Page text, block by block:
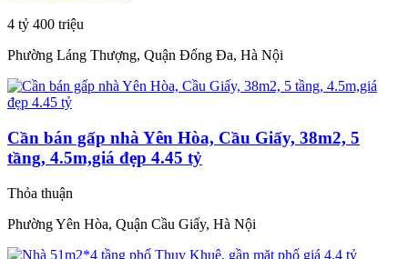
4 tỷ 400 triệu
Phường Láng Thượng, Quận Đống Đa, Hà Nội
Cần bán gấp nhà Yên Hòa, Cầu Giấy, 38m2, 5
tầng, 4.5m,giá đẹp 4.45 tỷ
Thỏa thuận
Phường Yên Hòa, Quận Cầu Giấy, Hà Nội